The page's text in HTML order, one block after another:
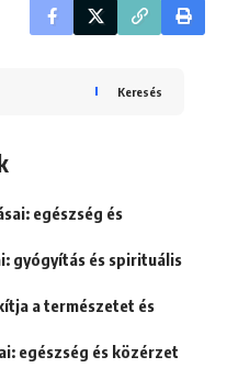
Keresés
egészség és
gyógyítás és spirituális
a természetet és
egészség és közérzet